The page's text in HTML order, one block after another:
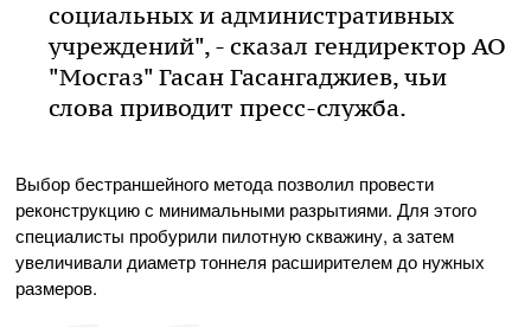
социальных и административных
учреждений", - сказал гендиректор АО
"Мосгаз" Гасан Гасангаджиев, чьи
слова приводит пресс-служба.
Выбор бестраншейного метода позволил провести
реконструкцию с минимальными разрытиями. Для этого
специалисты пробурили пилотную скважину, а затем
увеличивали диаметр тоннеля расширителем до нужных
размеров.